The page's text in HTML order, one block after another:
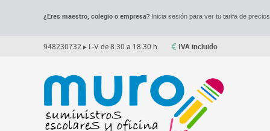
¿Eres maestro, colegio o empresa?Inicia sesión para ver tu tarifa de precios.
948230732 ▸ L-V de 8:30 a 18:30 h. IVA incluido